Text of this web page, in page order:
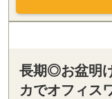
長期◎お盆明
カでオフィス